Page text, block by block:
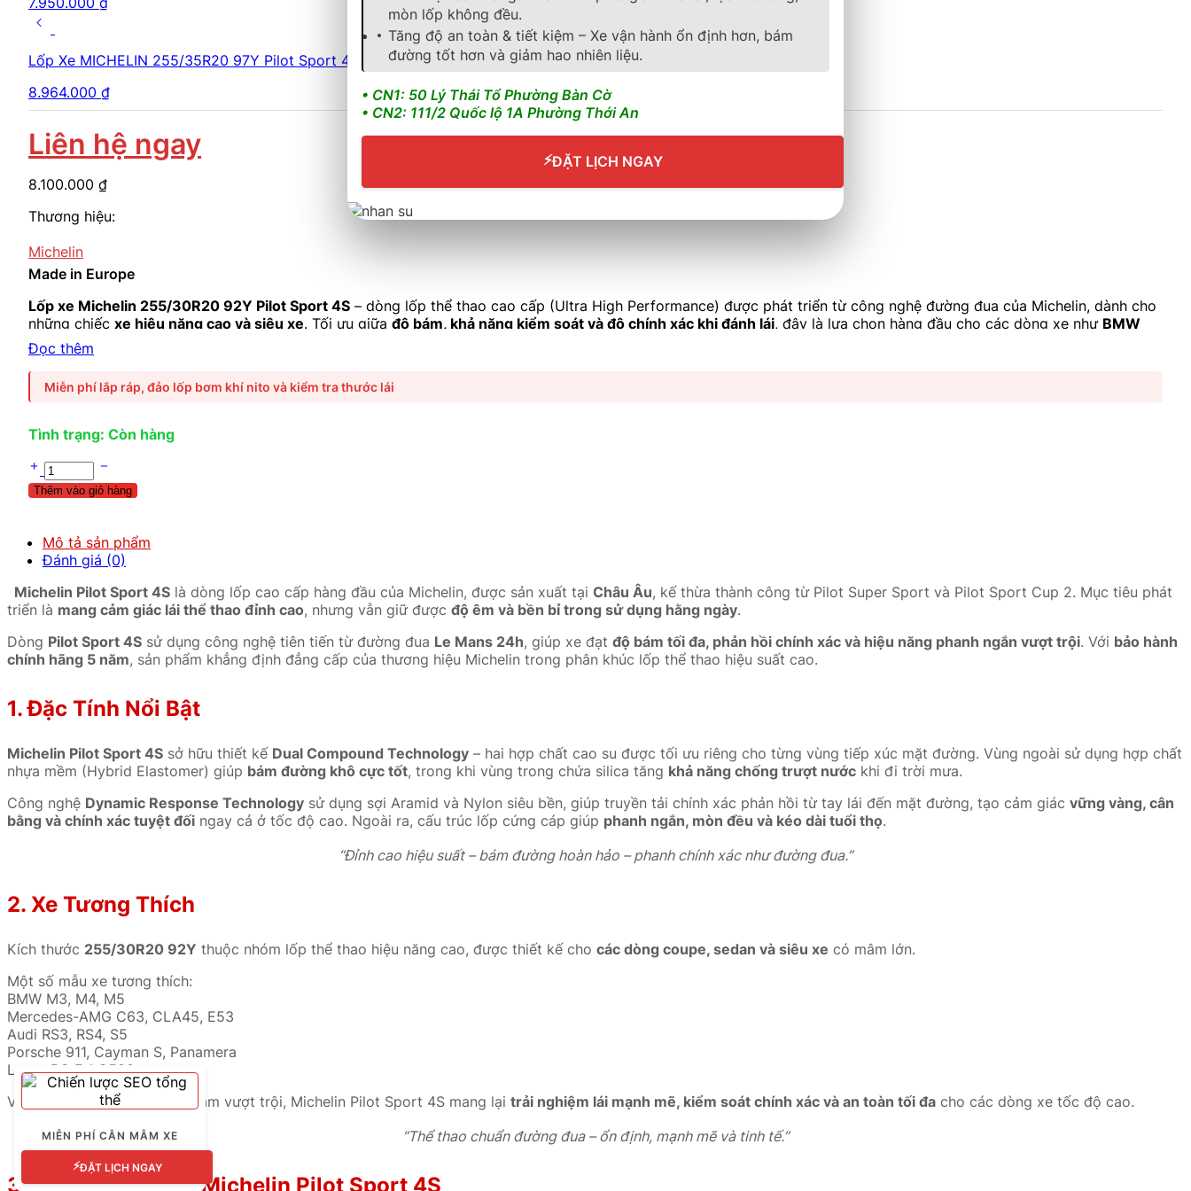
Liên hệ ngay
Lốp Xe MICHELIN 255/35R20 97Y Pilot Sport 4S
8.964.000 ₫
Made in Europe
8.100.000 ₫
Thương hiệu:
Michelin
Lốp xe Michelin 255/30R20 92Y Pilot Sport 4S – dòng lốp thể thao cao cấp (Ultra High Performance) được phát triển từ công nghệ đường đua của Michelin, dành cho
những chiếc xe hiệu năng cao và siêu xe. Tối ưu giữa độ bám, khả năng kiểm soát và độ chính xác khi đánh lái, đây là lựa chọn hàng đầu cho các dòng xe như BMW
M4, Mercedes-AMG C63, và Porsche 911
Đọc thêm
Miễn phí lắp ráp, đảo lốp bơm khí nito và kiểm tra thước lái
Tình trạng: Còn hàng
Thêm vào giỏ hàng
Mô tả sản phẩm
Đánh giá (0)
Michelin Pilot Sport 4S là dòng lốp cao cấp hàng đầu của Michelin, được sản xuất tại Châu Âu, kế thừa thành công từ Pilot Super Sport và Pilot Sport Cup 2. Mục tiêu phát
triển là mang cảm giác lái thể thao đỉnh cao, nhưng vẫn giữ được độ êm và bền bỉ trong sử dụng hằng ngày.
Dòng Pilot Sport 4S sử dụng công nghệ tiên tiến từ đường đua Le Mans 24h, giúp xe đạt độ bám tối đa, phản hồi chính xác và hiệu năng phanh ngắn vượt trội. Với bảo hành
chính hãng 5 năm, sản phẩm khẳng định đẳng cấp của thương hiệu Michelin trong phân khúc lốp thể thao hiệu suất cao.
1. Đặc Tính Nổi Bật
Michelin Pilot Sport 4S sở hữu thiết kế Dual Compound Technology – hai hợp chất cao su được tối ưu riêng cho từng vùng tiếp xúc mặt đường. Vùng ngoài sử dụng hợp chất
nhựa mềm (Hybrid Elastomer) giúp bám đường khô cực tốt, trong khi vùng trong chứa silica tăng khả năng chống trượt nước khi đi trời mưa.
Công nghệ Dynamic Response Technology sử dụng sợi Aramid và Nylon siêu bền, giúp truyền tải chính xác phản hồi từ tay lái đến mặt đường, tạo cảm giác vững vàng, cân
bằng và chính xác tuyệt đối ngay cả ở tốc độ cao. Ngoài ra, cấu trúc lốp cứng cáp giúp phanh ngắn, mòn đều và kéo dài tuổi thọ.
“Đỉnh cao hiệu suất – bám đường hoàn hảo – phanh chính xác như đường đua.”
2. Xe Tương Thích
Kích thước 255/30R20 92Y thuộc nhóm lốp thể thao hiệu năng cao, được thiết kế cho các dòng coupe, sedan và siêu xe có mâm lớn.
Một số mẫu xe tương thích:
BMW M3, M4, M5
Mercedes-AMG C63, CLA45, E53
Audi RS3, RS4, S5
Porsche 911, Cayman S, Panamera
Lexus RC F, LC500
Với thiết kế thể thao và độ bám vượt trội, Michelin Pilot Sport 4S mang lại trải nghiệm lái mạnh mẽ, kiểm soát chính xác và an toàn tối đa cho các dòng xe tốc độ cao.
“Thể thao chuẩn đường đua – ổn định, mạnh mẽ và tinh tế.”
3. Lý Do Nên Chọn Michelin Pilot Sport 4S
mòn lốp không đều.
Tăng độ an toàn & tiết kiệm – Xe vận hành ổn định hơn, bám
đường tốt hơn và giảm hao nhiên liệu.
• CN1: 50 Lý Thái Tổ Phường Bàn Cờ
• CN2: 111/2 Quốc lộ 1A Phường Thới An
⚡ĐẶT LỊCH NGAY
MIỄN PHÍ CÂN MÂM XE
⚡ĐẶT LỊCH NGAY